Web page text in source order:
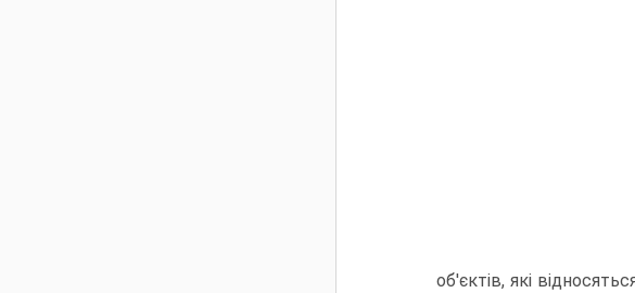
об'єктів, які